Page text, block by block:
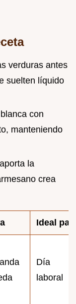
verduras antes
suelten líquido
con
manteniendo
la
crea
Ideal
Día
laboral